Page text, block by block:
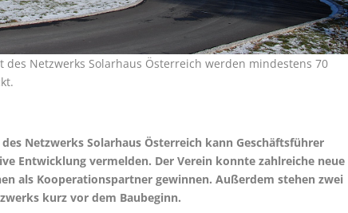
des Netzwerks Solarhaus Österreich werden mindestens 70
Netzwerks Solarhaus Österreich kann Geschäftsführer
Entwicklung vermelden. Der Verein konnte zahlreiche neue
als Kooperationspartner gewinnen. Außerdem stehen zwei
kurz vor dem Baubeginn.